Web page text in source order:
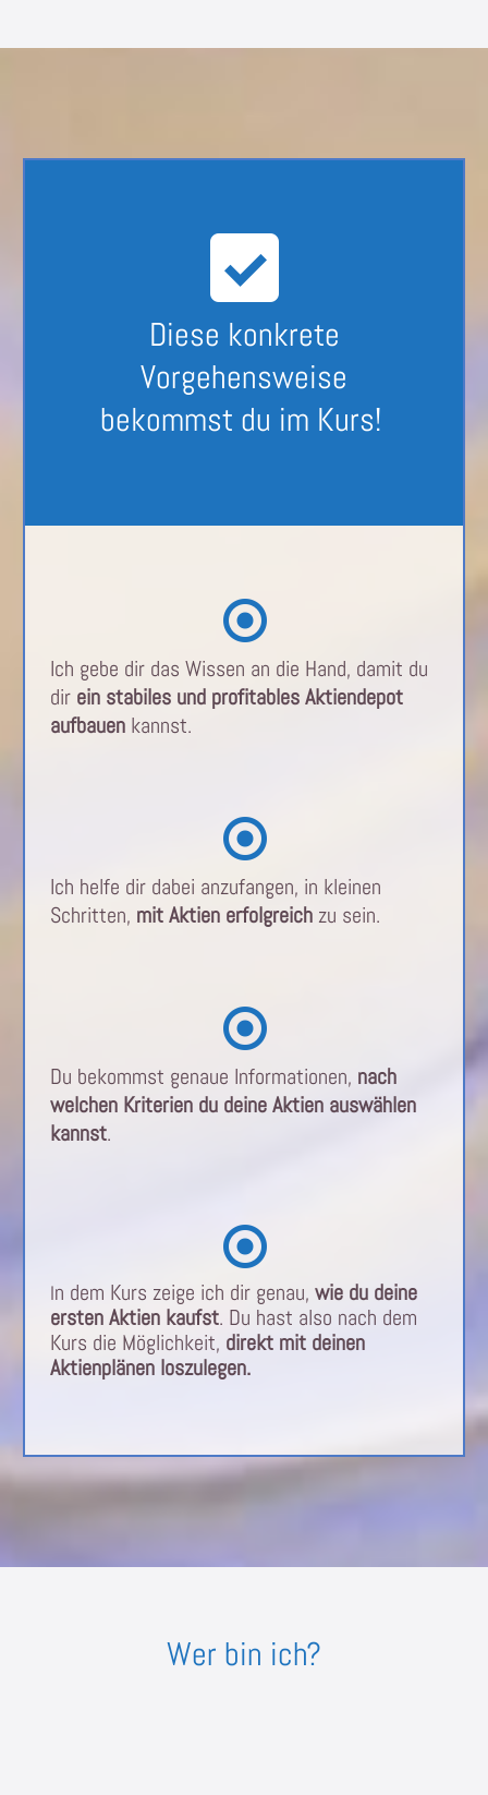
Diese konkrete
Vorgehensweise
bekommst du im Kurs!
Ich gebe dir das Wissen an die Hand, damit du
dir ein stabiles und profitables Aktiendepot
aufbauen kannst.
Ich helfe dir dabei anzufangen, in kleinen
Schritten, mit Aktien erfolgreichzu sein.
Du bekommst genaue Informationen, nach
welchen Kriterien du deine Aktien auswählen
kannst.
In dem Kurs zeige ich dir genau, wie du deine
ersten Aktien kaufst. Du hast also nach dem
Kurs die Möglichkeit, direkt mit deinen
Aktienplänen loszulegen.
Wer bin ich?